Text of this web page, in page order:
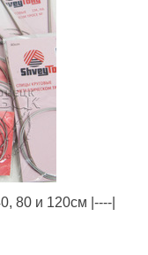
80 и 120см |----|